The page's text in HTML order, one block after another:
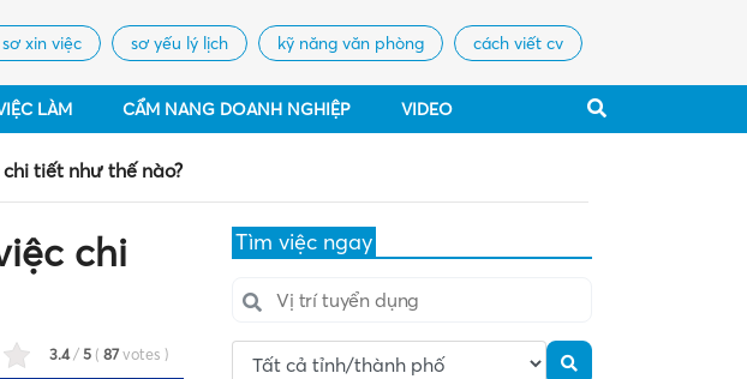
xin việc sơ yếu lý lịch kỹ năng văn phòng cách viết cv
LÀM CẨM NANG DOANH NGHIỆP VIDEO
tiết như thế nào?
chi
3.4 / 5 ( 87 votes )
Tìm việc ngay